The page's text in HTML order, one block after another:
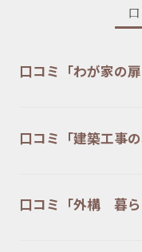
口コミ「わが家の
口コミ「建築工事の
口コミ「外構 暮ら